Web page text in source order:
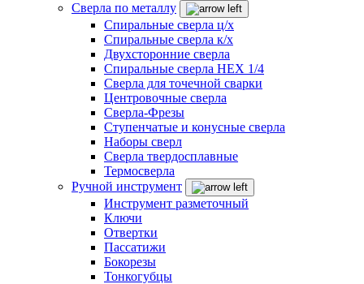
Сверла по металлу
Спиральные сверла ц/х
Спиральные сверла к/х
Двухсторонние сверла
Спиральные сверла HEX 1/4
Сверла для точечной сварки
Центровочные сверла
Сверла-Фрезы
Ступенчатые и конусные сверла
Наборы сверл
Сверла твердосплавные
Термосверла
Ручной инструмент
Инструмент разметочный
Ключи
Отвертки
Пассатижи
Бокорезы
Тонкогубцы